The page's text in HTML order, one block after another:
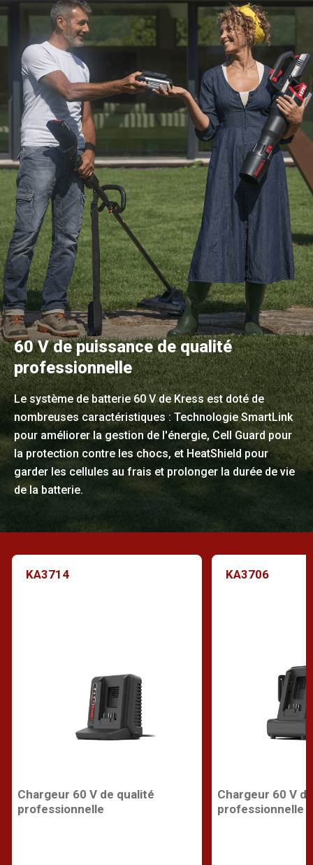
60 V de puissance de qualité
professionnelle
Le système de batterie 60 V de Kress est doté de
nombreuses caractéristiques : Technologie SmartLink
pour améliorer la gestion de l'énergie, Cell Guard pour
la protection contre les chocs, et HeatShield pour
garder les cellules au frais et prolonger la durée de vie
de la batterie.
KA3714
Chargeur 60 V de qualité
professionnelle
KA3706
Chargeur 60 V
professionnelle